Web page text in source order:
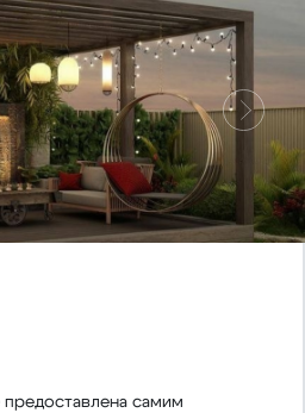
самим